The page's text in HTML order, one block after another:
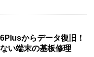
からデータ復旧！
い端末の基板修理